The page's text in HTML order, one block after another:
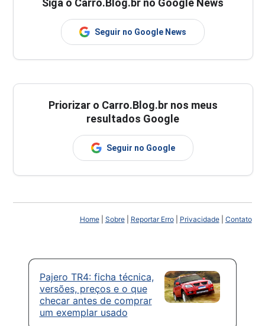
Siga o Carro.Blog.br no Google News
Seguir no Google News
Priorizar o Carro.Blog.br nos meus
resultados Google
Seguir no Google
Home| Sobre| Reportar Erro| Privacidade| Contato
Pajero TR4: ficha técnica,
versões, preços e o que
checar antes de comprar
um exemplar usado